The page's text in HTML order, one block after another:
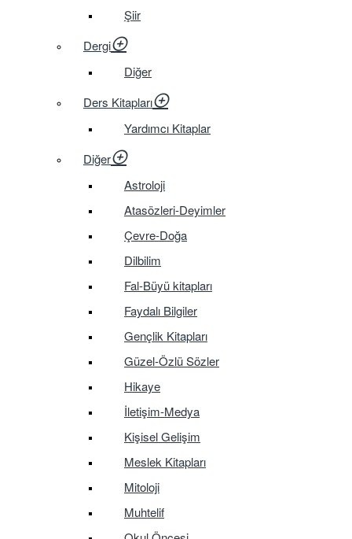
Şiir
Dergi
Diğer
Ders Kitapları
Yardımcı Kitaplar
Diğer
Astroloji
Atasözleri-Deyimler
Çevre-Doğa
Dilbilim
Fal-Büyü kitapları
Faydalı Bilgiler
Gençlik Kitapları
Güzel-Özlü Sözler
Hikaye
İletişim-Medya
Kişisel Gelişim
Meslek Kitapları
Mitoloji
Muhtelif